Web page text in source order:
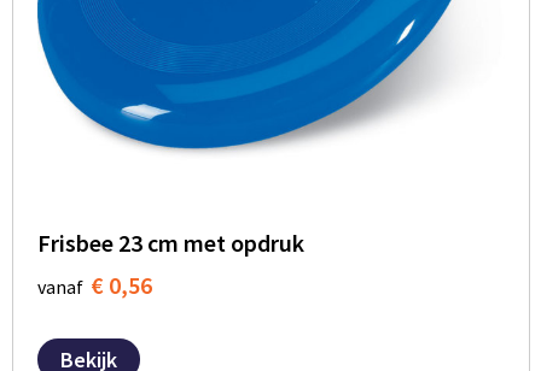
Frisbee 23 cm met opdruk
vanaf € 0,56
Bekijk